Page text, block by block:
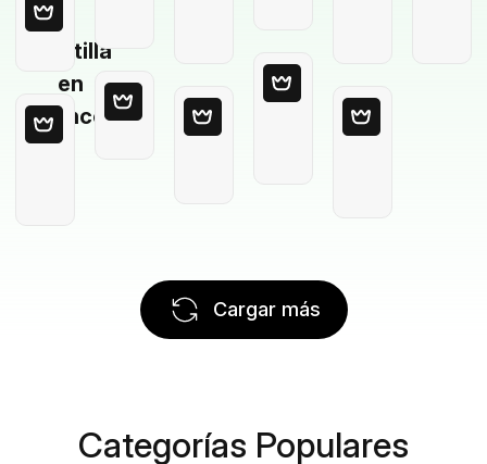
Plantilla
en
blanco
Cargar más
Categorías Populares